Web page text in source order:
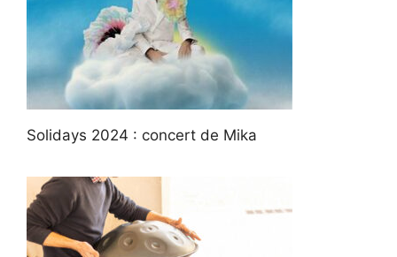
Solidays 2024 : concert de Mika